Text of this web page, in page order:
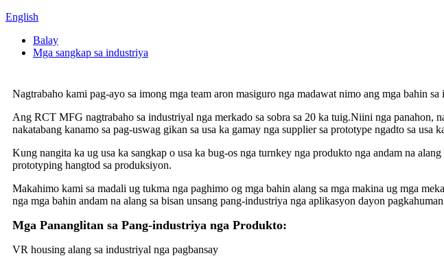
English
Balay
Mga sangkap sa industriya
Nagtrabaho kami pag-ayo sa imong mga team aron masiguro nga madawat nimo ang mga bahin
Ang RCT MFG nagtrabaho sa industriyal nga merkado sa sobra sa 20 ka tuig.Niini nga
nakatabang kanamo sa pag-uswag gikan sa usa ka gamay nga supplier sa prototype ngadto sa usa
Kung nangita ka ug usa ka sangkap o usa ka bug-os nga turnkey nga produkto nga andam na
prototyping hangtod sa produksiyon.
Makahimo kami sa madali ug tukma nga paghimo og mga bahin alang sa mga makina ug mga
nga mga bahin andam na alang sa bisan unsang pang-industriya nga aplikasyon dayon
Mga Pananglitan sa Pang-industriya nga Produkto:
VR housing alang sa industriyal nga pagbansay